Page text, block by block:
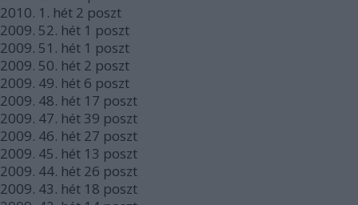
2010. 1. hét 2 poszt
2009. 52. hét 1 poszt
2009. 51. hét 1 poszt
2009. 50. hét 2 poszt
2009. 49. hét 6 poszt
2009. 48. hét 17 poszt
2009. 47. hét 39 poszt
2009. 46. hét 27 poszt
2009. 45. hét 13 poszt
2009. 44. hét 26 poszt
2009. 43. hét 18 poszt